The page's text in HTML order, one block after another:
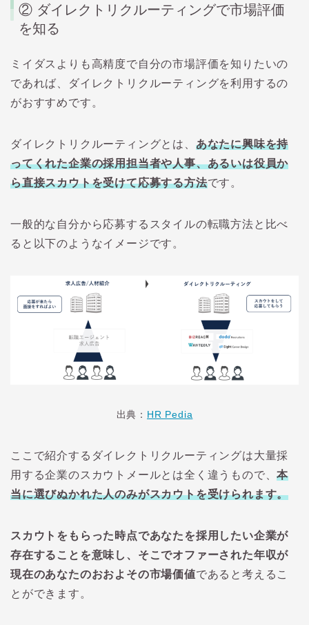
② ダイレクトリクルーティングで市場評価
を知る
ミイダスよりも高精度で自分の市場評価を知りたいの
であれば、ダイレクトリクルーティングを利用するの
がおすすめです。
ダイレクトリクルーティングとは、 あなたに興味を持
ってくれた企業の採用担当者や人事、あるいは役員か
ら直接スカウトを受けて応募する方法です。
一般的な自分から応募するスタイルの転職方法と比べ
ると以下のようなイメージです。
出典： HR Pedia
ここで紹介するダイレクトリクルーティングは大量採
用する企業のスカウトメールとは全く違うもので、本
当に選びぬかれた人のみがスカウトを受けられます。
スカウトをもらった時点であなたを採用したい企業が
存在することを意味し、そこでオファーされた年収が
現在のあなたのおおよその市場価値であると考えるこ
とができます。